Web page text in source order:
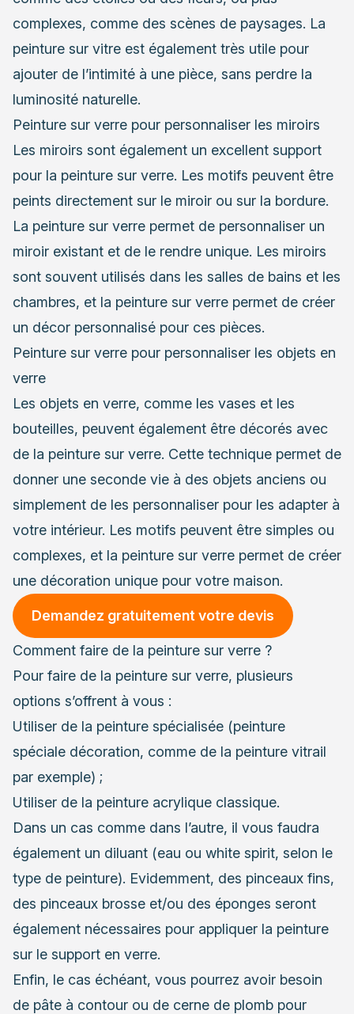
complexes, comme des scènes de paysages. La
peinture sur vitre est également très utile pour
ajouter de l’intimité à une pièce, sans perdre la
luminosité naturelle.
Peinture sur verre pour personnaliser les miroirs
Les miroirs sont également un excellent support
pour la peinture sur verre. Les motifs peuvent être
peints directement sur le miroir ou sur la bordure.
La peinture sur verre permet de personnaliser un
miroir existant et de le rendre unique. Les miroirs
sont souvent utilisés dans les salles de bains et les
chambres, et la peinture sur verre permet de créer
un décor personnalisé pour ces pièces.
Peinture sur verre pour personnaliser les objets en
verre
Les objets en verre, comme les vases et les
bouteilles, peuvent également être décorés avec
de la peinture sur verre. Cette technique permet de
donner une seconde vie à des objets anciens ou
simplement de les personnaliser pour les adapter à
votre intérieur. Les motifs peuvent être simples ou
complexes, et la peinture sur verre permet de créer
une décoration unique pour votre maison.
Demandez gratuitement votre devis
Comment faire de la peinture sur verre ?
Pour faire de la peinture sur verre, plusieurs
options s’offrent à vous :
Utiliser de la peinture spécialisée (peinture
spéciale décoration, comme de la peinture vitrail
par exemple) ;
Utiliser de la peinture acrylique classique.
Dans un cas comme dans l’autre, il vous faudra
également un diluant (eau ou white spirit, selon le
type de peinture). Evidemment, des pinceaux fins,
des pinceaux brosse et/ou des éponges seront
également nécessaires pour appliquer la peinture
sur le support en verre.
Enfin, le cas échéant, vous pourrez avoir besoin
de pâte à contour ou de cerne de plomb pour